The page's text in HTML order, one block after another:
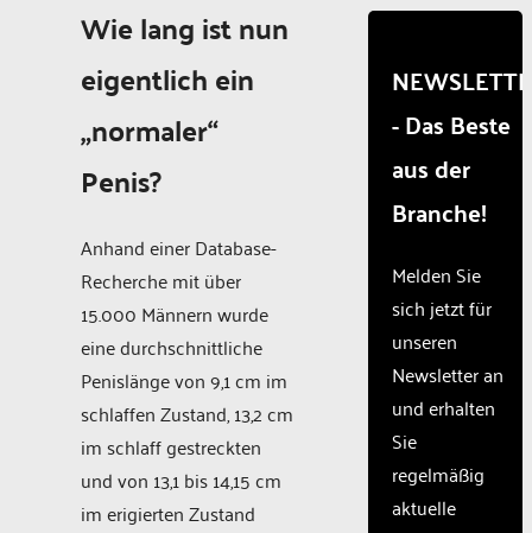
Wie lang ist nun
eigentlich ein
„normaler“
Penis?
Anhand einer Database-
Recherche mit über
15.000 Männern wurde
eine durchschnittliche
Penislänge von 9,1 cm im
schlaffen Zustand, 13,2 cm
im schlaff gestreckten
und von 13,1 bis 14,15 cm
im erigierten Zustand
due to
that
are
not
disclosed
to the
The
owner
needs
to
setup
the
site
with
CMP
to add
- Das Beste
aus der
Branche!
Melden Sie
sich jetzt für
unseren
Newsletter an
und erhalten
Sie
regelmäßig
aktuelle